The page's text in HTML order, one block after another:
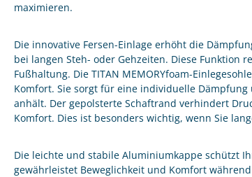
maximieren.
Die innovative Fersen-Einlage erhöht die
bei langen Steh- oder Gehzeiten. Diese
Fußhaltung. Die TITAN MEMORYfoam-
Komfort. Sie sorgt für eine individuelle
anhält. Der gepolsterte Schaftrand verhindert
Komfort. Dies ist besonders wichtig, wenn Sie
Die leichte und stabile Aluminiumkappe schützt
gewährleistet Beweglichkeit und Komfort